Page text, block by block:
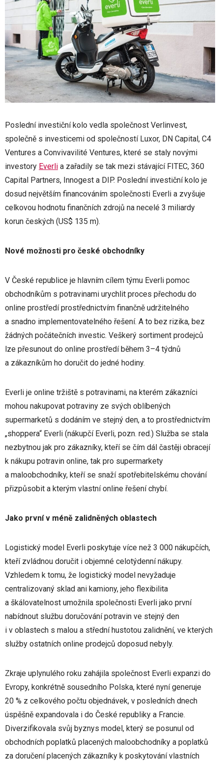
Poslední investiční kolo vedla společnost Verlinvest,
společně s investicemi od společností Luxor, DN Capital, C4
Ventures a Convivavilité Ventures, které se staly novými
investory Everli a zařadily se tak mezi stávající FITEC, 360
Capital Partners, Innogest a DIP. Poslední investiční kolo je
dosud největším financováním společnosti Everli a zvyšuje
celkovou hodnotu finančních zdrojů na necelé 3 miliardy
korun českých (US$ 135 m).
Nové možnosti pro české obchodníky
V České republice je hlavním cílem týmu Everli pomoc
obchodníkům s potravinami urychlit proces přechodu do
online prostředí prostřednictvím finančně udržitelného
a snadno implementovatelného řešení. A to bez rizika, bez
žádných počátečních investic. Veškerý sortiment prodejců
lze přesunout do online prostředí během 3–4 týdnů
a zákazníkům ho doručit do jedné hodiny.
Everli je online tržiště s potravinami, na kterém zákazníci
mohou nakupovat potraviny ze svých oblíbených
supermarketů s dodáním ve stejný den, a to prostřednictvím
„shoppera“ Everli (nákupčí Everli, pozn. red.) Služba se stala
nezbytnou jak pro zákazníky, kteří se čím dál častěji obracejí
k nákupu potravin online, tak pro supermarkety
a maloobchodníky, kteří se snaží spotřebitelskému chování
přizpůsobit a kterým vlastní online řešení chybí.
Jako první v méně zalidněných oblastech
Logistický model Everli poskytuje více než 3 000 nákupčích,
kteří zvládnou doručit i objemné celotýdenní nákupy.
Vzhledem k tomu, že logistický model nevyžaduje
centralizovaný sklad ani kamiony, jeho flexibilita
a škálovatelnost umožnila společnosti Everli jako první
nabídnout službu doručování potravin ve stejný den
i v oblastech s malou a střední hustotou zalidnění, ve kterých
služby ostatních online prodejců doposud nebyly.
Zkraje uplynulého roku zahájila společnost Everli expanzi do
Evropy, konkrétně sousedního Polska, které nyní generuje
20 % z celkového počtu objednávek, v posledních dnech
úspěšně expandovala i do České republiky a Francie.
Diverzifikovala svůj byznys model, který se posunul od
obchodních poplatků placených maloobchodníky a poplatků
za doručení placených zákazníky k poskytování vlastních